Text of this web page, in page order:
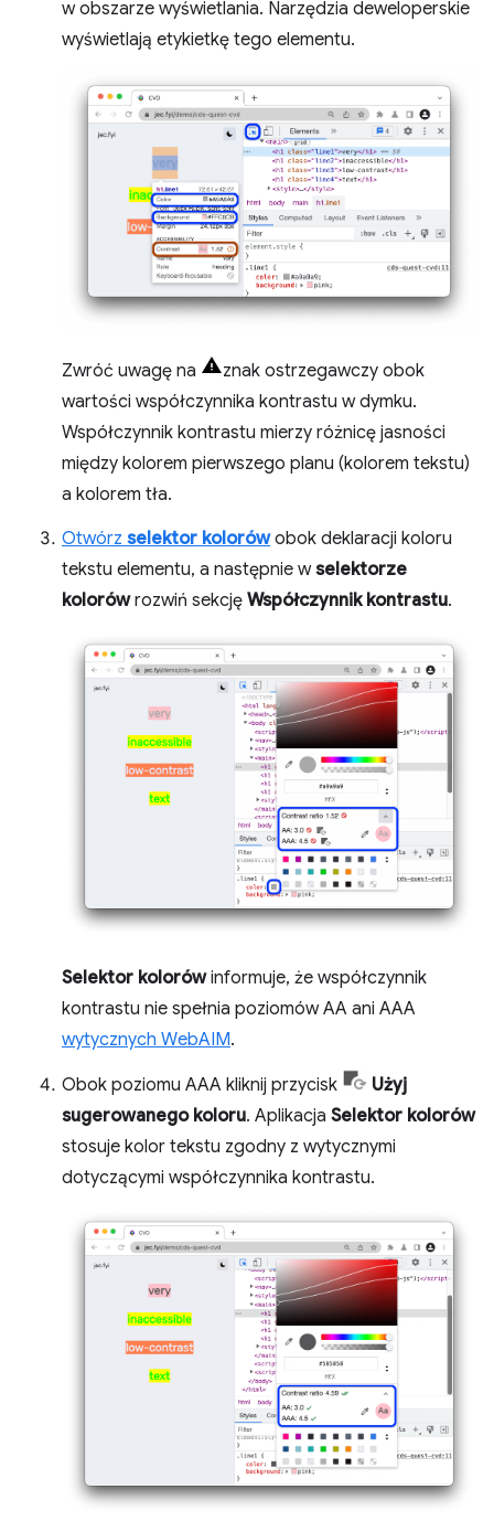
w obszarze wyświetlania. Narzędzia deweloperskie
wyświetlają etykietkę tego elementu.
Zwróć uwagę na
znak ostrzegawczy obok
wartości współczynnika kontrastu w dymku.
Współczynnik kontrastu mierzy różnicę jasności
między kolorem pierwszego planu (kolorem tekstu)
a kolorem tła.
Otwórz selektor kolorówobok deklaracji koloru
tekstu elementu, a następnie wselektorze
kolorówrozwiń sekcję Współczynnik kontrastu.
Selektor kolorówinformuje, że współczynnik
kontrastu nie spełnia poziomów AA ani AAA
wytycznych WebAIM.
Obok poziomu AAA kliknij przycisk
Użyj
sugerowanego koloru. Aplikacja Selektor kolorów
stosuje kolor tekstu zgodny z wytycznymi
dotyczącymi współczynnika kontrastu.